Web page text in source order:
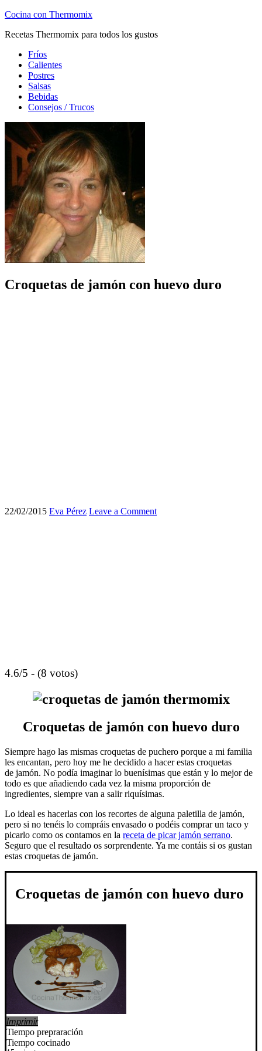
Cocina con Thermomix
Recetas Thermomix para todos los gustos
Fríos
Calientes
Postres
Salsas
Bebidas
Consejos / Trucos
Croquetas de jamón con huevo duro
22/02/2015 Eva Pérez Leave a Comment
4.6/5 - (8 votos)
Croquetas de jamón con huevo duro
Siempre hago las mismas croquetas de puchero porque a mi familia
les encantan, pero hoy me he decidido a hacer estas croquetas
de jamón. No podía imaginar lo buenísimas que están y lo mejor de
todo es que añadiendo cada vez la misma proporción de
ingredientes, siempre van a salir riquísimas.
Lo ideal es hacerlas con los recortes de alguna paletilla de jamón,
pero si no tenéis lo compráis envasado o podéis comprar un taco y
picarlo como os contamos en la receta de picar jamón serrano.
Seguro que el resultado os sorprendente. Ya me contáis si os gustan
estas croquetas de jamón.
Croquetas de jamón con huevo duro
Imprimir
Tiempo prepraración
Tiempo cocinado